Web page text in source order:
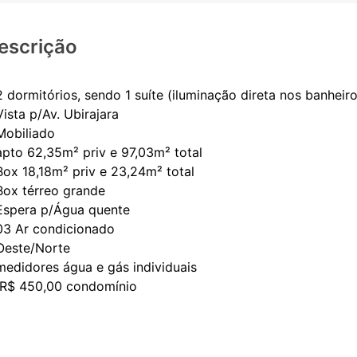
dormitórios, sendo 1 suíte (iluminação direta nos
p/Av. Ubirajara
62,35m² priv e 97,03m² total
18,18m² priv e 23,24m² total
térreo grande
p/Água quente
Ar condicionado
Norte
água e gás individuais